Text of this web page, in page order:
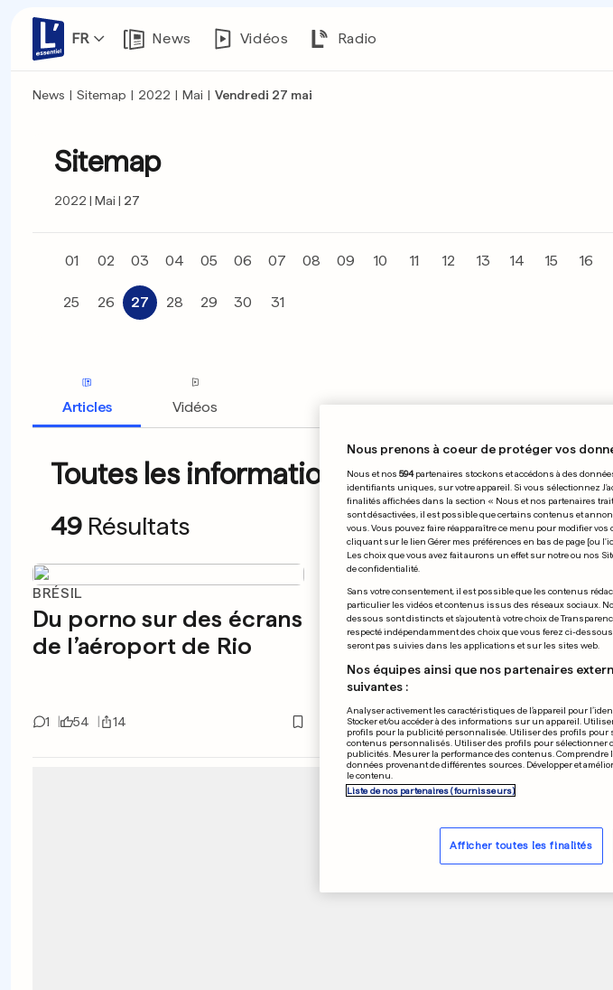
FR News Vidéos Radio
News | Sitemap | 2022 | Mai | Vendredi 27 mai
Sitemap
2022 Mai 27
01 02 03 04 05 06 07 08 09 10 11 12 13 14 15 16
25 26 27 28 29 30 31
Articles Vidéos
Toutes les informations du 27.05.2022
49 Résultats
BRÉSIL
Du porno sur des écrans
de l’aéroport de Rio
1 54 14
FOOTBALL
Le Racing remporte la
Coupe de Luxembourg
0 59 9
PUBLICITÉ
Nous prenons à coeur de protéger vos
Nous et nos 594partenaires stockons et accédons à des
identifiants uniques, sur votre appareil. Si vous sélectionnez
finalités affichées dans la section « Nous et nos partenaires
sont désactivées, il est possible que certains contenus et
vous. Vous pouvez faire réapparaître ce menu pour modifier
cliquant sur le lien Gérer mes préférences en bas de page [ou
Les choix que vous avez fait aurons un effet sur notre ou nos
de confidentialité.
Sans votre consentement, il est possible que les contenus
particulier les vidéos et contenus issus des réseaux sociaux.
dessous sont distincts et s'ajoutent à votre choix de
respecté indépendamment des choix que vous ferez ci-
seront pas suivies dans les applications et sur les sites web.
Nos équipes ainsi que nos partenaires
suivantes :
Analyser activement les caractéristiques de l’appareil pour
Stocker et/ou accéder à des informations sur un appareil.
profils pour la publicité personnalisée. Utiliser des profils
contenus personnalisés. Utiliser des profils pour sélectionner
publicités. Mesurer la performance des contenus.
données provenant de différentes sources. Développer et
le contenu.
Liste de nos partenaires (fournisseurs)
Afficher toutes les finalités